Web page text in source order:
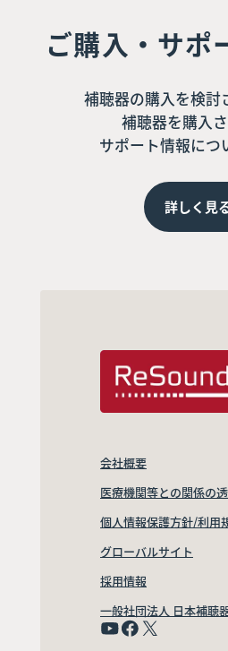
ご購入・サポ
補聴器の購入を検討
補聴器を購入さ
サポート情報につ
詳しく見
会社概要
医療機関等との関係の
個人情報保護方針/利用
グローバルサイト
採用情報
一般社団法人 日本補聴